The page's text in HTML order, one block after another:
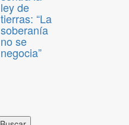
ley de
tierras: “La
soberanía
no se
negocia”